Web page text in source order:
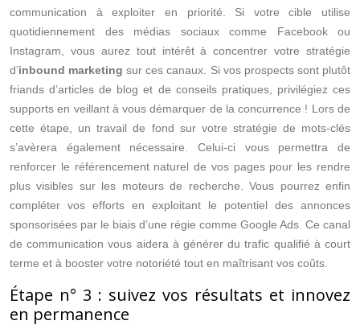
communication à exploiter en priorité. Si votre cible utilise
quotidiennement des médias sociaux comme Facebook ou
Instagram, vous aurez tout intérêt à concentrer votre stratégie
d’inbound marketing sur ces canaux. Si vos prospects sont plutôt
friands d’articles de blog et de conseils pratiques, privilégiez ces
supports en veillant à vous démarquer de la concurrence ! Lors de
cette étape, un travail de fond sur votre stratégie de mots-clés
s’avèrera également nécessaire. Celui-ci vous permettra de
renforcer le référencement naturel de vos pages pour les rendre
plus visibles sur les moteurs de recherche. Vous pourrez enfin
compléter vos efforts en exploitant le potentiel des annonces
sponsorisées par le biais d’une régie comme Google Ads. Ce canal
de communication vous aidera à générer du trafic qualifié à court
terme et à booster votre notoriété tout en maîtrisant vos coûts.
Étape n° 3 : suivez vos résultats et innovez
en permanence